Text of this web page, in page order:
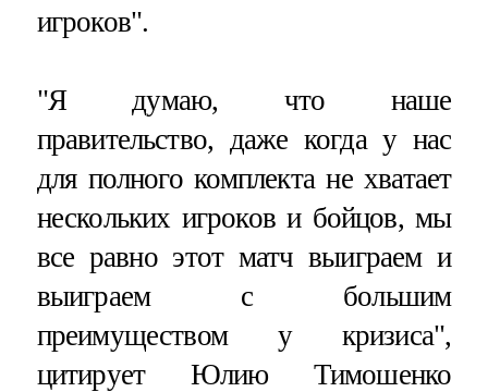
игроков".
"Я думаю, что наше
правительство, даже когда у нас
для полного комплекта не хватает
нескольких игроков и бойцов, мы
все равно этот матч выиграем и
выиграем с большим
преимуществом у кризиса",
цитирует Юлию Тимошенко